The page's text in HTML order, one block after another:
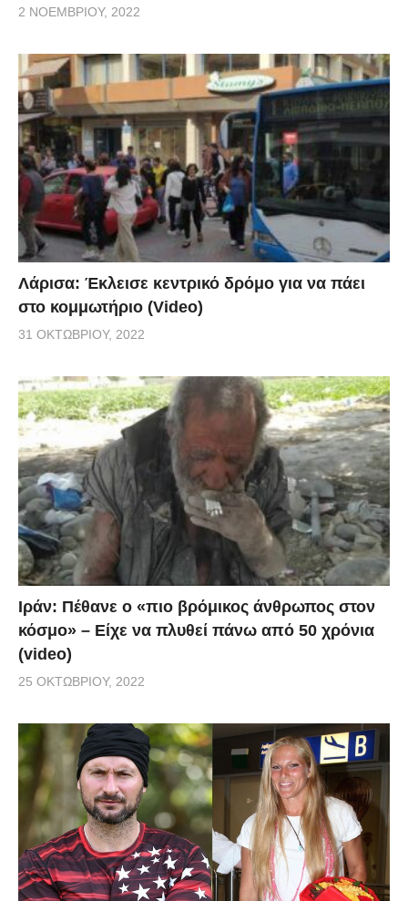
2 ΝΟΕΜΒΡΊΟΥ, 2022
Λάρισα: Έκλεισε κεντρικό δρόμο για να πάει
στο κομμωτήριο (Video)
31 ΟΚΤΩΒΡΊΟΥ, 2022
Ιράν: Πέθανε ο «πιο βρόμικος άνθρωπος στον
κόσμο» – Είχε να πλυθεί πάνω από 50 χρόνια
(video)
25 ΟΚΤΩΒΡΊΟΥ, 2022